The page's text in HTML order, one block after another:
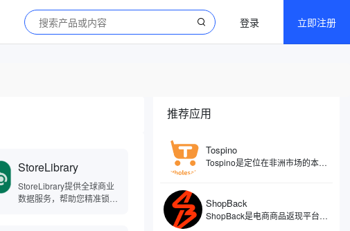
登录 立即注册
StoreLibrary
StoreLibrary提供全球商业
数据服务，帮助您精准锁定
推荐应用
Tospino
Tospino是定位在非洲市场的本土化电商平台，旗下覆盖C端和B端的业务，分别搭建了零售（TospinoMall）和批发（Tospino）两个网站和APP移动端。TospinoMall经过两年发展，已经拿下了加纳绝大多数的网购市场份额，Tospino更是成为辐射西非的大型综合外贸线上批发交易平台。
ShopBack
​ShopBack是电商商品返现平台，创立于2014年，主要通过旗下平台为用户提供电商商品消费返现服务，同时提供出行预订、时尚用品、美容保健、杂货以及食品配送等类别的消费返现。ShopBack返现范围涵盖了各类商品，如普通商品、旅行预订、时尚、保健与美容、杂货以及食品配送。